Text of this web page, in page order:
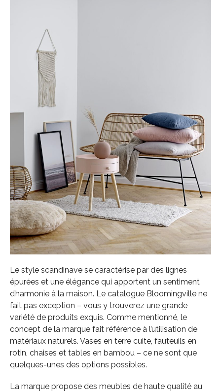
Le style scandinave se caractérise par des lignes
épurées et une élégance qui apportent un sentiment
d’harmonie à la maison. Le catalogue Bloomingville ne
fait pas exception – vous y trouverez une grande
variété de produits exquis. Comme mentionné, le
concept de la marque fait référence à l’utilisation de
matériaux naturels. Vases en terre cuite, fauteuils en
rotin, chaises et tables en bambou – ce ne sont que
quelques-unes des options possibles.
La marque propose des meubles de haute qualité au